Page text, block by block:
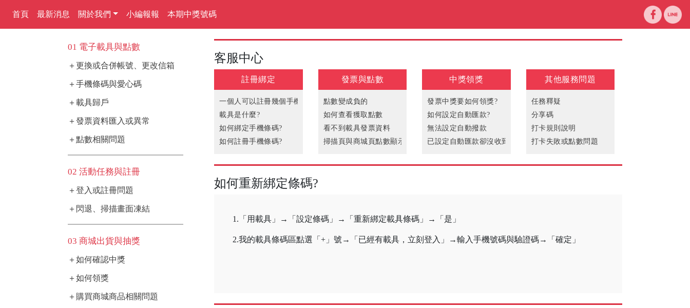
首頁 最新消息 關於我們 小編報報 本期中獎號碼
01 電子載具與點數
＋更換或合併帳號、更改信箱
＋手機條碼與愛心碼
＋載具歸戶
＋發票資料匯入或異常
＋點數相關問題
02 活動任務與註冊
＋登入或註冊問題
＋閃退、掃描畫面凍結
03 商城出貨與抽獎
＋如何確認中獎
＋如何領獎
＋購買商城商品相關問題
客服中心
註冊綁定
一個人可以註冊幾個手機條碼?
載具是什麼?
如何綁定手機條碼?
如何註冊手機條碼?
如何重新綁定條碼?
發票與點數
點數變成負的
如何查看獲取點數
看不到載具發票資料
掃描頁與商城頁點數顯示不同步
發票已被他人掃描
中獎領獎
發票中獎要如何領獎?
如何設定自動匯款?
無法設定自動撥款
已設定自動匯款卻沒收到中獎獎金
其他服務問題
任務釋疑
分享碼
打卡規則說明
打卡失敗或點數問題
無法下載更新
如何重新綁定條碼?
1.「用載具」→「設定條碼」→「重新綁定載具條碼」→「是」
2.我的載具條碼區點選「+」號→「已經有載具，立刻登入」→輸入手機號碼與驗證碼→「確定」